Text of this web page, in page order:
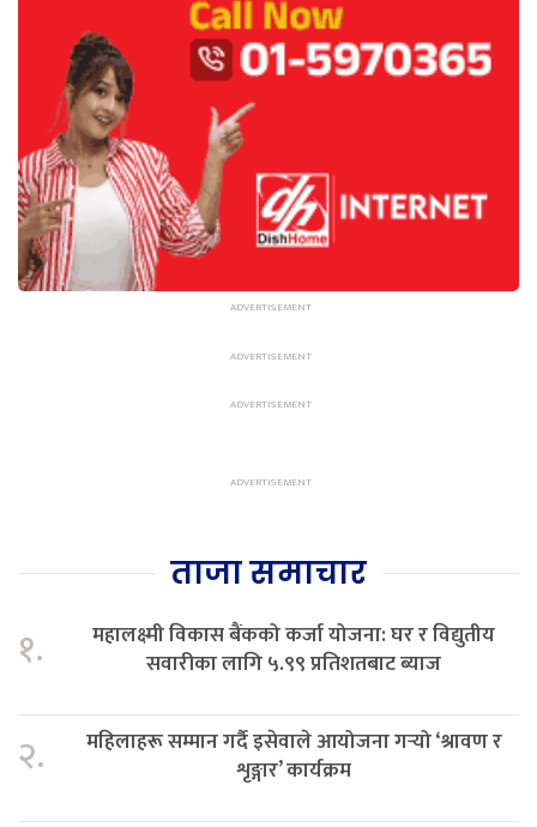
ताजा समाचार
१.
महालक्ष्मी विकास बैंकको कर्जा योजना: घर र विद्युतीय
सवारीका लागि ५.९९ प्रतिशतबाट ब्याज
२.
महिलाहरू सम्मान गर्दै इसेवाले आयोजना गर्‍यो ‘श्रावण र
शृङ्गार’ कार्यक्रम